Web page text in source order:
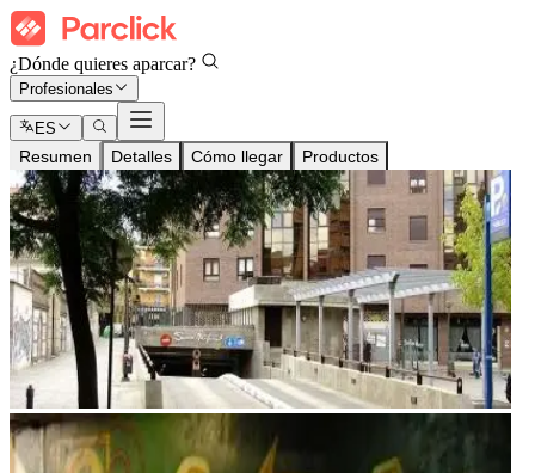
¿Dónde quieres aparcar?
Profesionales
ES
Resumen Detalles Cómo llegar Productos